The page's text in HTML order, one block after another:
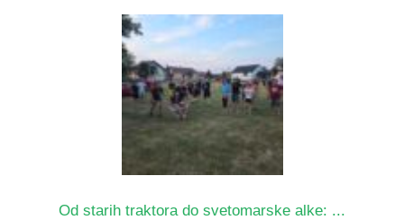
Od starih traktora do svetomarske alke: ...